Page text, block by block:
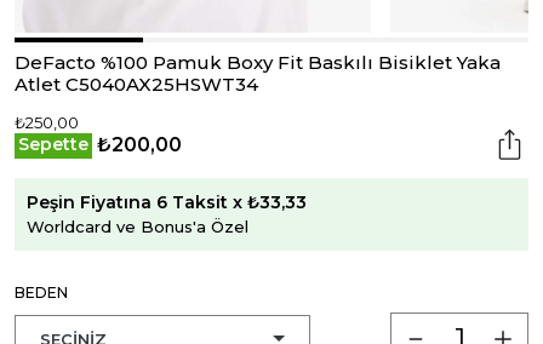
DeFacto %100 Pamuk Boxy Fit Baskılı Bisiklet Yaka
Atlet C5040AX25HSWT34
₺250,00
Sepette ₺200,00
Peşin Fiyatına 6 Taksit x ₺33,33
Worldcard ve Bonus'a Özel
BEDEN